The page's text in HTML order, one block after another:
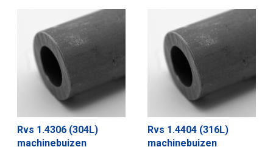
Rvs 1.4306 (304L)
machinebuizen
Rvs 1.4404 (316L)
machinebuizen